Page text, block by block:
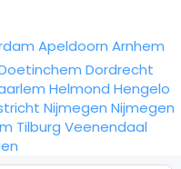
Apeldoorn Arnhem
Dordrecht
Helmond Hengelo
Nijmegen Nijmegen
Tilburg Veenendaal